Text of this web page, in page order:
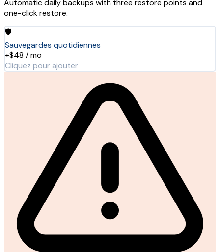
Automatic daily backups with three restore points and
one-click restore.
🛡️
Sauvegardes quotidiennes
+$48 / mo
Cliquez pour ajouter